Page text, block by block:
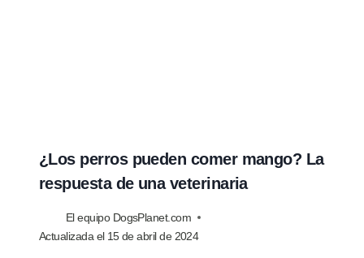
¿Los perros pueden comer mango? La
respuesta de una veterinaria
El equipo DogsPlanet.com
Actualizada el 15 de abril de 2024